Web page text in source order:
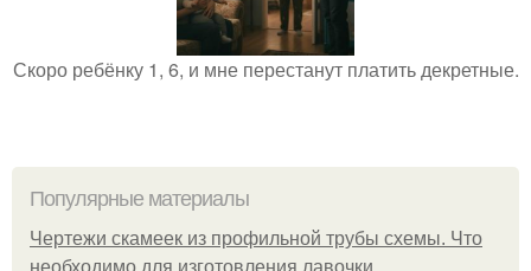
Скоро ребёнку 1, 6, и мне перестанут платить декретные.
Популярные материалы
Чертежи скамеек из профильной трубы схемы. Что
необходимо для изготовления лавочки